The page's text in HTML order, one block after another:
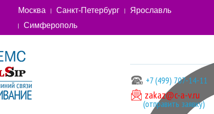
Москва Санкт-Петербург
Ярославль
Симферополь
+7 (499) 707-14-11
zakaz@c-a-v.ru
(отправить заявку)